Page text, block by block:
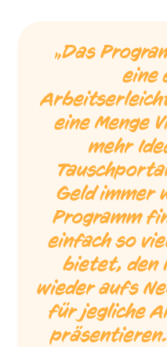
„Das
eine
eine Menge
mehr
Geld immer
Programm
einfach so
bietet, den
wieder aufs
für jegliche